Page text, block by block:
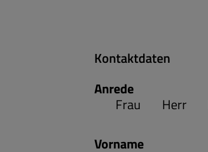
Kontaktdaten
Anrede
Frau Herr
Vorname